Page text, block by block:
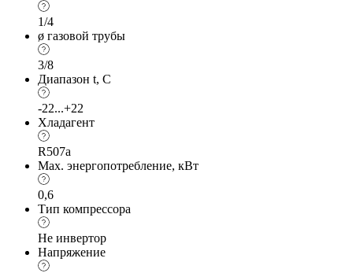
1/4
ø газовой трубы
3/8
Диапазон t, С
-22...+22
Хладагент
R507a
Max. энергопотребление, кВт
0,6
Тип компрессора
Не инвертор
Напряжение